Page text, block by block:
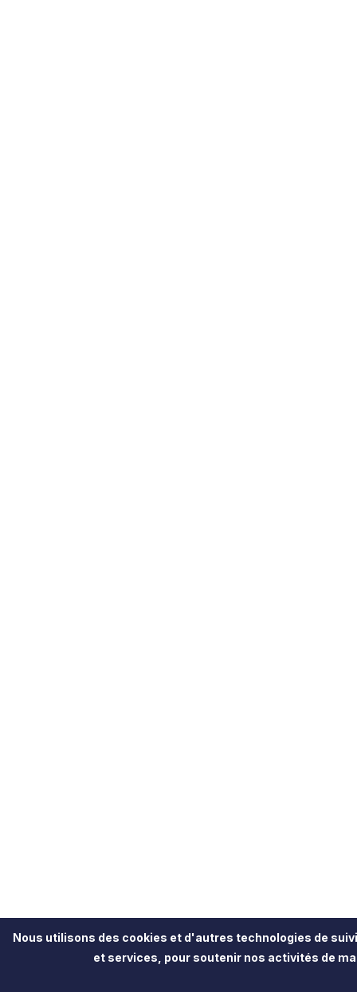
Nous utilisons des cookies et d'autres technologies de
et services, pour soutenir nos activités de